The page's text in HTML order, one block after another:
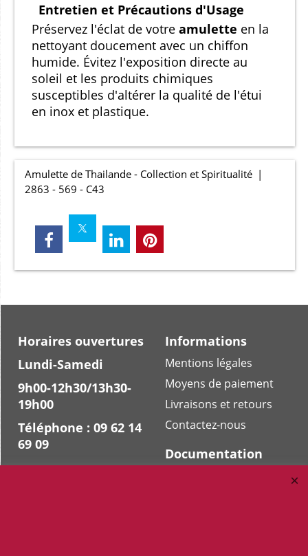
Entretien et Précautions d'Usage
Préservez l'éclat de votre amulette en la
nettoyant doucement avec un chiffon
humide. Évitez l'exposition directe au
soleil et les produits chimiques
susceptibles d'altérer la qualité de l'étui
en inox et plastique.
Amulette de Thailande - Collection et Spiritualité
2863 - 569 - C43
Informations
Mentions légales
Moyens de paiement
Livraisons et retours
Contactez-nous
Horaires ouvertures
Lundi-Samedi
9h00-12h30/13h30-
19h00
Téléphone : 09 62 14
69 09
Documentation